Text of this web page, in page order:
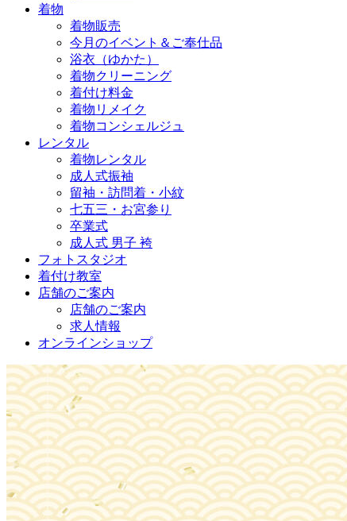
着物
着物販売
今月のイベント＆ご奉仕品
浴衣（ゆかた）
着物クリーニング
着付け料金
着物リメイク
着物コンシェルジュ
レンタル
着物レンタル
成人式振袖
留袖・訪問着・小紋
七五三・お宮参り
卒業式
成人式 男子 袴
フォトスタジオ
着付け教室
店舗のご案内
店舗のご案内
求人情報
オンラインショップ